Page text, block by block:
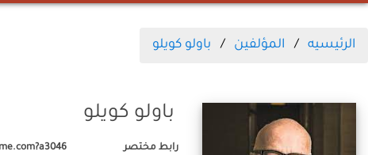
الرئيسيه المؤلفين باولو كويلو
باولو كويلو
رابط مختصر